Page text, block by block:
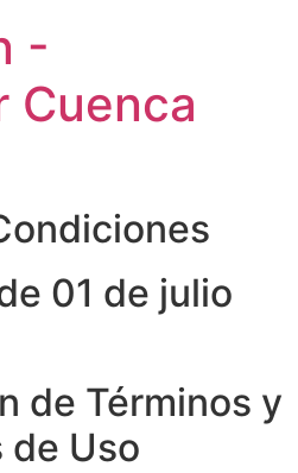
-
Cuenca
01 de julio
de Términos y
de Uso